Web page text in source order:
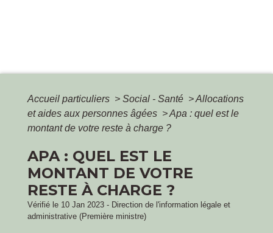
Accueil particuliers > Social - Santé >Allocations
et aides aux personnes âgées >Apa : quel est le
montant de votre reste à charge ?
APA : QUEL EST LE
MONTANT DE VOTRE
RESTE À CHARGE ?
Vérifié le 10 Jan 2023 - Direction de l'information légale et
administrative (Première ministre)